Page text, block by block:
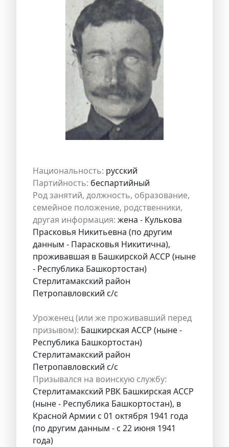
Национальность: русский
Партийность: беспартийный
Род занятий, должность, образование,
семейное положение, родственники,
другая информация: жена - Кулькова
Прасковья Никитьевна (по другим
данным - Парасковья Никитична),
проживавшая в Башкирской АССР (ныне
- Республика Башкортостан)
Стерлитамакский район
Петропавловский с/с
Уроженец (или же проживавший перед
призывом): Башкирская АССР (ныне -
Республика Башкортостан)
Стерлитамакский район
Петропавловский с/с
Призывался на воинскую службу:
Стерлитамакский РВК Башкирская АССР
(ныне - Республика Башкортостан), в
Красной Армии с 01 октября 1941 года
(по другим данным - с 22 июня 1941
года)